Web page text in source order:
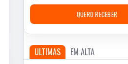
QUERO RECEBER
ULTIMAS EM ALTA